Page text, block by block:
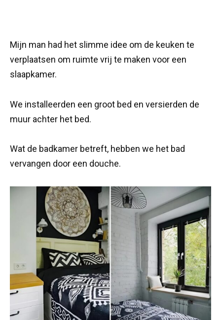
Mijn man had het slimme idee om de keuken te
verplaatsen om ruimte vrij te maken voor een
slaapkamer.
We installeerden een groot bed en versierden de
muur achter het bed.
Wat de badkamer betreft, hebben we het bad
vervangen door een douche.